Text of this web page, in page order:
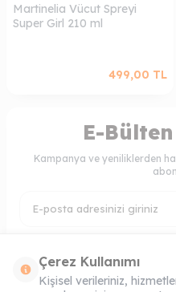
Martinelia Vücut Spreyi
Super Girl 210 ml
499,00 TL
E-
Kampanya ve yeniliklerden
Çerez Kullanımı
Kişisel verileriniz,